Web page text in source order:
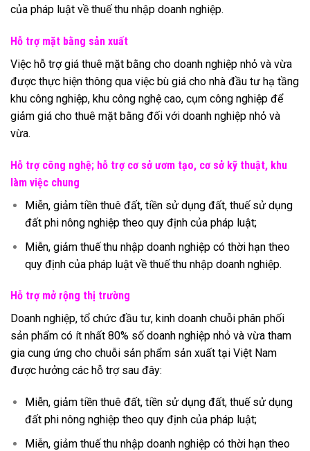
của pháp luật về thuế thu nhập doanh nghiệp.
Hỗ trợ mặt bằng sản xuất
Việc hỗ trợ giá thuê mặt bằng cho doanh nghiệp nhỏ và vừa
được thực hiện thông qua việc bù giá cho nhà đầu tư hạ tầng
khu công nghiệp, khu công nghệ cao, cụm công nghiệp để
giảm giá cho thuê mặt bằng đối với doanh nghiệp nhỏ và
vừa.
Hỗ trợ công nghệ; hỗ trợ cơ sở ươm tạo, cơ sở kỹ thuật, khu
làm việc chung
Miễn, giảm tiền thuê đất, tiền sử dụng đất, thuế sử dụng
đất phi nông nghiệp theo quy định của pháp luật;
Miễn, giảm thuế thu nhập doanh nghiệp có thời hạn theo
quy định của pháp luật về thuế thu nhập doanh nghiệp.
Hỗ trợ mở rộng thị trường
Doanh nghiệp, tổ chức đầu tư, kinh doanh chuỗi phân phối
sản phẩm có ít nhất 80% số doanh nghiệp nhỏ và vừa tham
gia cung ứng cho chuỗi sản phẩm sản xuất tại Việt Nam
được hưởng các hỗ trợ sau đây:
Miễn, giảm tiền thuê đất, tiền sử dụng đất, thuế sử dụng
đất phi nông nghiệp theo quy định của pháp luật;
Miễn, giảm thuế thu nhập doanh nghiệp có thời hạn theo